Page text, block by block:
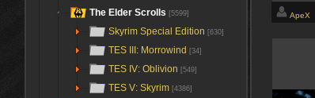
The Elder Scrolls [5599]
Skyrim Special Edition [630]
TES III: Morrowind [34]
TES IV: Oblivion [549]
TES V: Skyrim [4386]
ApeX